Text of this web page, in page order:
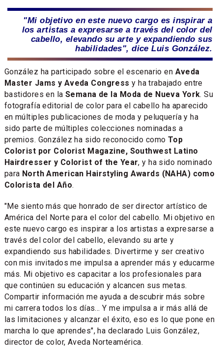
"Mi objetivo en este nuevo cargo es inspirar a
los artistas a expresarse a través del color del
cabello, elevando su arte y expandiendo sus
habilidades", dice Luis González.
González ha participado sobre el escenario en Aveda
Master Jams y Aveda Congress y ha trabajado entre
bastidores en laSemana de la Moda de Nueva York. Su
fotografía editorial de color para el cabello ha aparecido
en múltiples publicaciones de moda y peluquería y ha
sido parte de múltiples colecciones nominadas a
premios. González ha sido reconocido como Top
Colorist por Colorist Magazine, Southwest Latino
Hairdresser y Colorist of the Year, y ha sido nominado
para North American Hairstyling Awards (NAHA) como
Colorista del Año.
"Me siento más que honrado de ser director artístico de
América del Norte para el color del cabello. Mi objetivo en
este nuevo cargo es inspirar a los artistas a expresarse a
través del color del cabello, elevando su arte y
expandiendo sus habilidades. Divertirme y ser creativo
con mis invitados me impulsa a aprender más y educarme
más. Mi objetivo es capacitar a los profesionales para
que continúen su educación y alcancen sus metas.
Compartir información me ayuda a descubrir más sobre
mi carrera todos los días... Y me impulsa a ir más allá de
las limitaciones y alcanzar el éxito, eso es lo que pone en
marcha lo que aprendes", ha declarado Luis González,
director de color, Aveda Norteamérica.